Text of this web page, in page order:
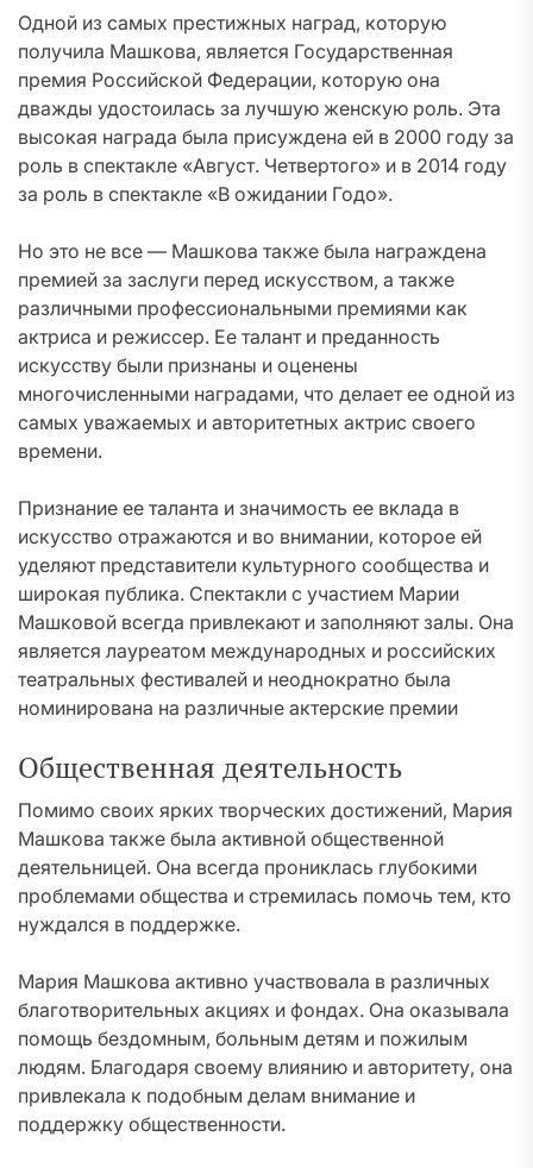
Одной из самых престижных наград, которую
получила Машкова, является Государственная
премия Российской Федерации, которую она
дважды удостоилась за лучшую женскую роль. Эта
высокая награда была присуждена ей в 2000 году за
роль в спектакле «Август. Четвертого» и в 2014 году
за роль в спектакле «В ожидании Годо».
Но это не все — Машкова также была награждена
премией за заслуги перед искусством, а также
различными профессиональными премиями как
актриса и режиссер. Ее талант и преданность
искусству были признаны и оценены
многочисленными наградами, что делает ее одной из
самых уважаемых и авторитетных актрис своего
времени.
Признание ее таланта и значимость ее вклада в
искусство отражаются и во внимании, которое ей
уделяют представители культурного сообщества и
широкая публика. Спектакли с участием Марии
Машковой всегда привлекают и заполняют залы. Она
является лауреатом международных и российских
театральных фестивалей и неоднократно была
номинирована на различные актерские премии
Общественная деятельность
Помимо своих ярких творческих достижений, Мария
Машкова также была активной общественной
деятельницей. Она всегда прониклась глубокими
проблемами общества и стремилась помочь тем, кто
нуждался в поддержке.
Мария Машкова активно участвовала в различных
благотворительных акциях и фондах. Она оказывала
помощь бездомным, больным детям и пожилым
людям. Благодаря своему влиянию и авторитету, она
привлекала к подобным делам внимание и
поддержку общественности.